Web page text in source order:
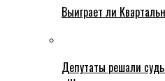
Выиграет ли
Депутаты решали